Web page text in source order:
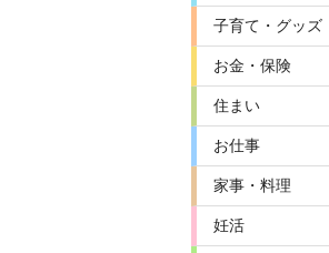
子育て・グッズ
お金・保険
住まい
お仕事
家事・料理
妊活